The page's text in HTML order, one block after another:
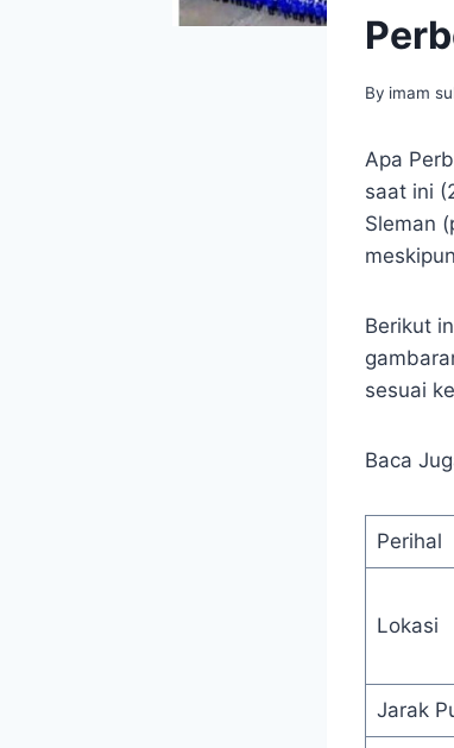
By imam
Apa
saat ini
Sleman
Berikut
sesuai
Baca
Perihal
Lokasi
Jarak